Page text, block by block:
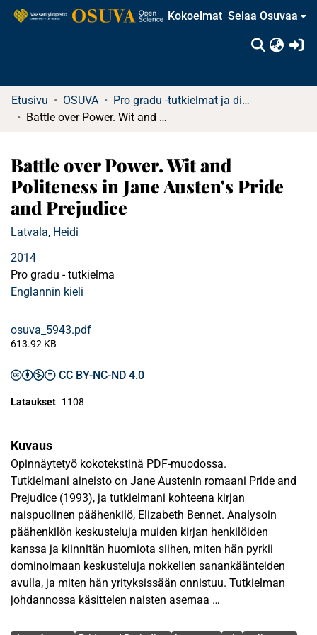
Kokoelmat Selaa Osuvaa
Etusivu OSUVA
Pro gradu -tutkielmat ja diplomityöt
Battle over Power. Wit and Politeness in Jane Austen's Pride and Prejudice
Battle over Power. Wit and
Politeness in Jane Austen's Pride
and Prejudice
Latvala, Heidi
2014
Pro gradu - tutkielma
Englannin kieli
osuva_5943.pdf
613.92 KB
CC BY-NC-ND 4.0
Lataukset 1108
Kuvaus
Opinnäytetyö kokotekstinä PDF-muodossa.
Tutkielmani aineisto on Jane Austenin romaani Pride and
Prejudice (1993), ja tutkielmani kohteena kirjan
naispuolinen päähenkilö, Elizabeth Bennet. Analysoin
päähenkilön keskusteluja muiden kirjan henkilöiden
kanssa ja kiinnitän huomiota siihen, miten hän pyrkii
dominoimaan keskusteluja nokkelien sanankäänteiden
avulla, ja miten hän yrityksissään onnistuu. Tutkielman
johdannossa käsittelen naisten asemaa